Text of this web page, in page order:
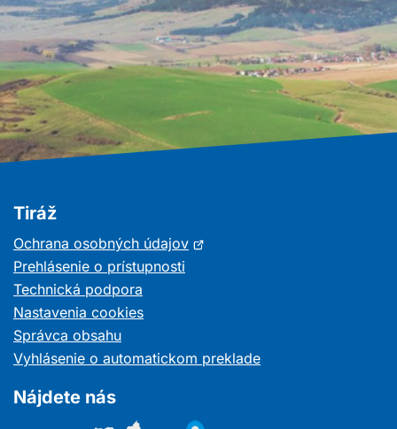
Tiráž
Ochrana osobných údajovOtvorí
Prehlásenie o prístupnosti
Technická podpora
Nastavenia cookies
Správca obsahu
Vyhlásenie o automatickom preklade
Nájdete nás